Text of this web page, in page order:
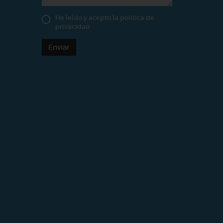
He leído y acepto la política de
privacidad
Enviar